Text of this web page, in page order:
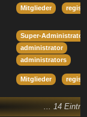
Mitglieder
Super-
administrator
administrators
Mitglieder
... 14